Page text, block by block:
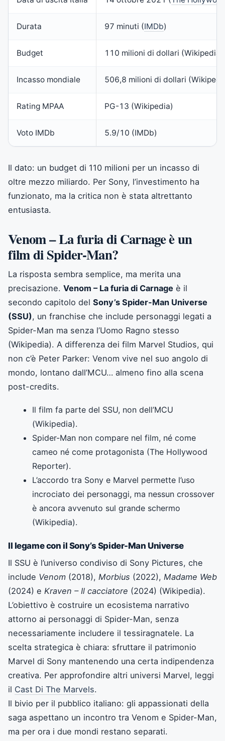
Durata 97 minuti (IMDb)
Budget 110 milioni di dollari (Wikipedia)
Incasso mondiale 506,8 milioni di dollari
Rating MPAA PG-13 (Wikipedia)
Voto IMDb 5.9/10 (IMDb)
Il dato: un budget di 110 milioni per un incasso di
oltre mezzo miliardo. Per Sony, l’investimento ha
funzionato, ma la critica non è stata altrettanto
entusiasta.
Venom – La furia di Carnage è un
film di Spider-Man?
La risposta sembra semplice, ma merita una
precisazione. Venom – La furia di Carnage è il
secondo capitolo del Sony’s Spider-Man Universe
(SSU), un franchise che include personaggi legati a
Spider-Man ma senza l’Uomo Ragno stesso
(Wikipedia). A differenza dei film Marvel Studios, qui
non c’è Peter Parker: Venom vive nel suo angolo di
mondo, lontano dall’MCU… almeno fino alla scena
post-credits.
Il film fa parte del SSU, non dell’MCU
(Wikipedia).
Spider-Man non compare nel film, né come
cameo né come protagonista (The Hollywood
Reporter).
L’accordo tra Sony e Marvel permette l’uso
incrociato dei personaggi, ma nessun crossover
è ancora avvenuto sul grande schermo
(Wikipedia).
Il legame con il Sony’s Spider-Man Universe
Il SSU è l’universo condiviso di Sony Pictures, che
include Venom (2018), Morbius (2022), Madame Web
(2024) e Kraven – Il cacciatore (2024) (Wikipedia).
L’obiettivo è costruire un ecosistema narrativo
attorno ai personaggi di Spider-Man, senza
necessariamente includere il tessiragnatele. La
scelta strategica è chiara: sfruttare il patrimonio
Marvel di Sony mantenendo una certa indipendenza
creativa. Per approfondire altri universi Marvel, leggi
il Cast Di The Marvels.
Il bivio per il pubblico italiano: gli appassionati della
saga aspettano un incontro tra Venom e Spider-Man,
ma per ora i due mondi restano separati.